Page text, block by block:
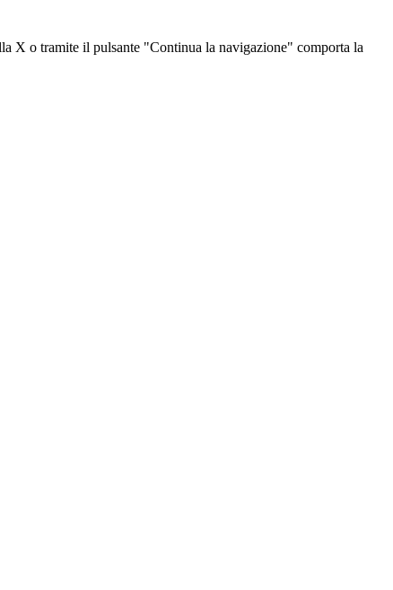
X o tramite il pulsante "Continua la navigazione" comporta la